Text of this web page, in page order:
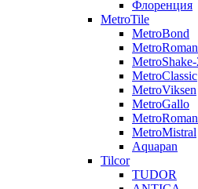
Флоренция
MetroTile
MetroBond
MetroRoman
MetroShake-
MetroClassic
MetroViksen
MetroGallo
MetroMistral
Aquapan
Tilcor
TUDOR